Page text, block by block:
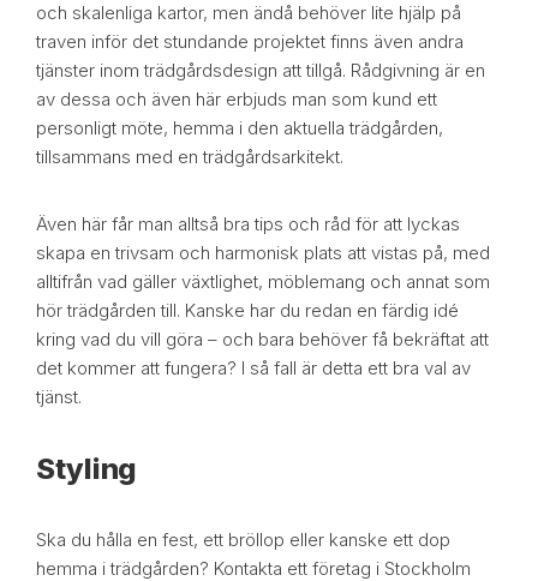
och skalenliga kartor, men ändå behöver lite hjälp på
traven inför det stundande projektet finns även andra
tjänster inom trädgårdsdesign att tillgå. Rådgivning är en
av dessa och även här erbjuds man som kund ett
personligt möte, hemma i den aktuella trädgården,
tillsammans med en trädgårdsarkitekt.
Även här får man alltså bra tips och råd för att lyckas
skapa en trivsam och harmonisk plats att vistas på, med
alltifrån vad gäller växtlighet, möblemang och annat som
hör trädgården till. Kanske har du redan en färdig idé
kring vad du vill göra – och bara behöver få bekräftat att
det kommer att fungera? I så fall är detta ett bra val av
tjänst.
Styling
Ska du hålla en fest, ett bröllop eller kanske ett dop
hemma i trädgården? Kontakta ett företag i Stockholm